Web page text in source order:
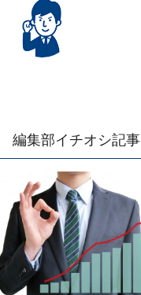
編集部イチオシ記事